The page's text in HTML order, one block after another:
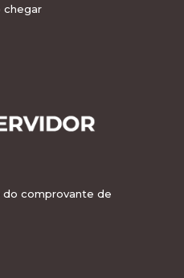
chegar
do comprovante de